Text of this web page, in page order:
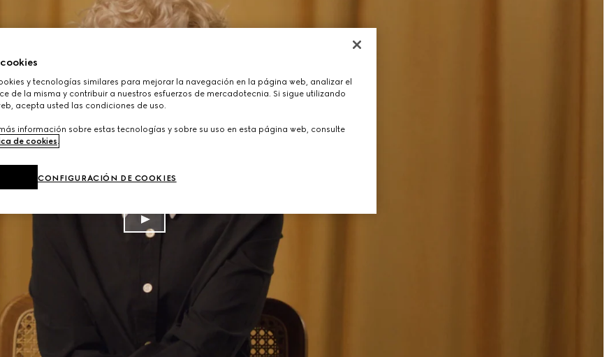
y tecnologías similares para mejorar la navegación en la página web, analizar el
de la misma y contribuir a nuestros esfuerzos de mercadotecnia. Si sigue utilizando
acepta usted las condiciones de uso.
información sobre estas tecnologías y sobre su uso en esta página web, consulte
de cookies
CONFIGURACIÓN DE COOKIES